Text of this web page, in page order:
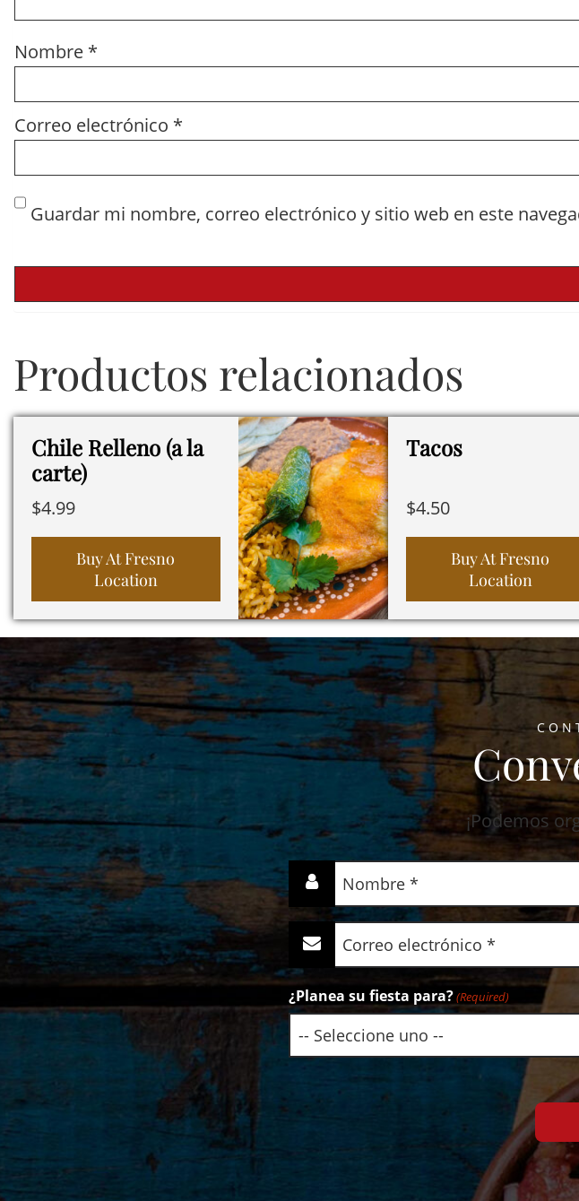
Nombre *
Correo electrónico *
Guardar mi nombre, correo electrónico y sitio web en este
Productos relacionados
Chile Relleno (a la
carte)
$4.99
Buy At Fresno
Location
Tacos
$4.50
Buy At Fresno
Location
¡Podemos
Nombre
(Required)
electrónico
(Required)
¿Planea su fiesta para?(Required)